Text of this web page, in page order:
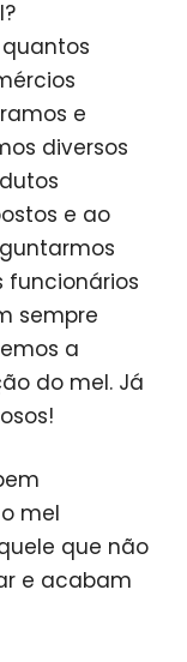
quantos
e
diversos
e ao
funcionários
sempre
a
do mel. Já
mel
que não
e acabam